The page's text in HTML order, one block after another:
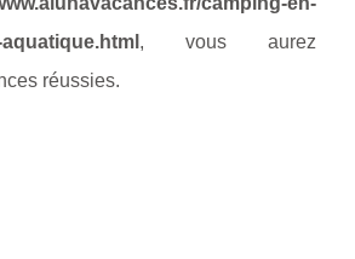
, vous aurez
réussies.